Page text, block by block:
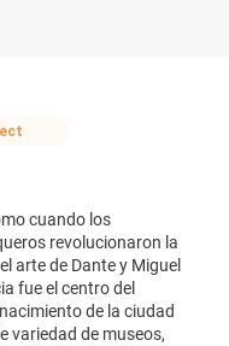
cuando los
revolucionaron la
arte de Dante y Miguel
fue el centro del
de la ciudad
variedad de museos,